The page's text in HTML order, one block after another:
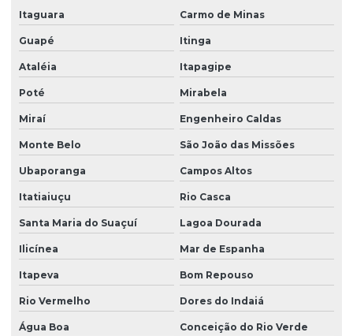
Itaguara Carmo de Minas
Guapé Itinga
Ataléia Itapagipe
Poté Mirabela
Miraí Engenheiro Caldas
Monte Belo São João das Missões
Ubaporanga Campos Altos
Itatiaiuçu Rio Casca
Santa Maria do Suaçuí Lagoa Dourada
Ilicínea Mar de Espanha
Itapeva Bom Repouso
Rio Vermelho Dores do Indaiá
Água Boa Conceição do Rio Verde